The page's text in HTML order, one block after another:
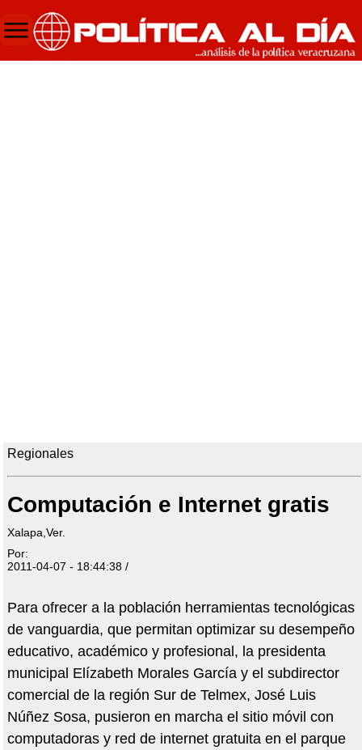
Regionales
Computación e Internet gratis
Xalapa,Ver.
Por:
2011-04-07 - 18:44:38 /
Para ofrecer a la población herramientas tecnológicas
de vanguardia, que permitan optimizar su desempeño
educativo, académico y profesional, la presidenta
municipal Elízabeth Morales García y el subdirector
comercial de la región Sur de Telmex, José Luis
Núñez Sosa, pusieron en marcha el sitio móvil con
computadoras y red de internet gratuita en el parque